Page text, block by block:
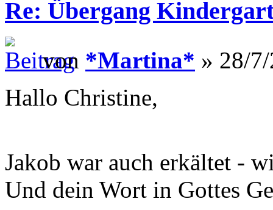
Re: Übergang
von *Martina* » 28/
Hallo Christine,
Jakob war auch erkältet -
Und dein Wort in Gottes